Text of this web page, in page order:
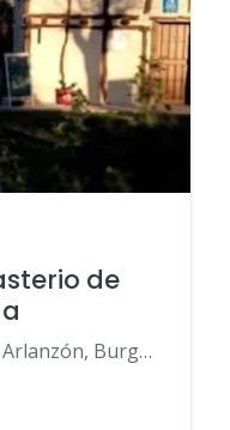
de
Calle La Iglesia 9, 09199 Arlanzón, Burgos, Spanien